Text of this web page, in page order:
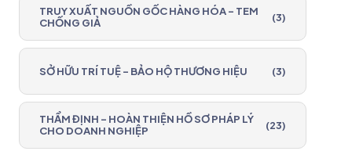
TRUY XUẤT NGUỒN GỐC HÀNG HÓA - TEM
CHỐNG GIẢ
(3)
SỞ HỮU TRÍ TUỆ - BẢO HỘ THƯƠNG HIỆU (3)
THẨM ĐỊNH - HOÀN THIỆN HỒ SƠ PHÁP LÝ
CHO DOANH NGHIỆP
(23)